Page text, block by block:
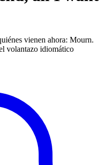
vienen ahora: Mourn.
volantazo idiomático